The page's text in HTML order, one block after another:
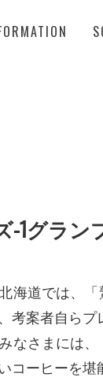
-1グラ
海道では、「
考案者自ら
なさまには、
コーヒーを堪